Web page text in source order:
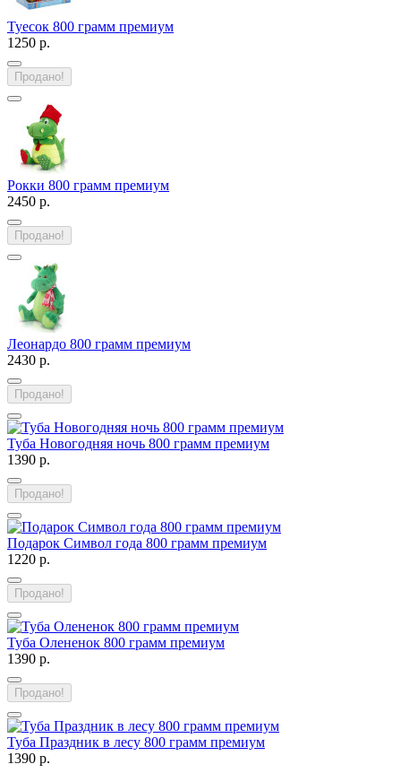
Туесок 800 грамм премиум
1250 р.
Продано!
Рокки 800 грамм премиум
2450 р.
Продано!
Леонардо 800 грамм премиум
2430 р.
Продано!
Туба Новогодняя ночь 800 грамм премиум
1390 р.
Продано!
Подарок Символ года 800 грамм премиум
1220 р.
Продано!
Туба Олененок 800 грамм премиум
1390 р.
Продано!
Туба Праздник в лесу 800 грамм премиум
1390 р.